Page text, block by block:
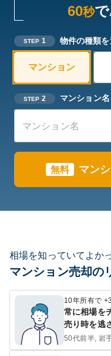
60秒
STEP 1 物件の種類
マンション
STEP 2 マンション
無料 マン
相場を知っていてよか
マンション売却の
10年所有で
常に相場を
売り時を逃
50代前半, 岩